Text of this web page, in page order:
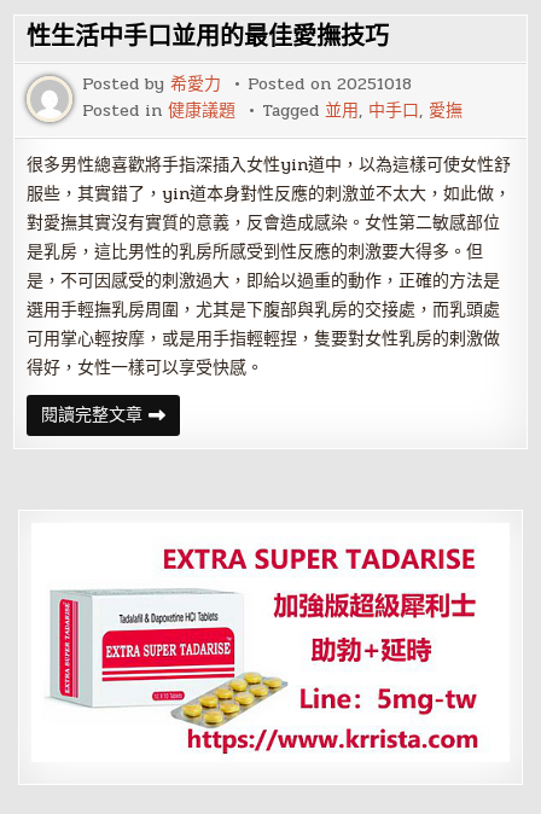
性生活中手口並用的最佳愛撫技巧
Posted by希愛力 Posted on20251018
Posted in健康議題 Tagged並用, 中手口, 愛撫
很多男性總喜歡將手指深插入女性yin道中，以為這樣可使女性舒
服些，其實錯了，yin道本身對性反應的刺激並不太大，如此做，
對愛撫其實沒有實質的意義，反會造成感染。女性第二敏感部位
是乳房，這比男性的乳房所感受到性反應的刺激要大得多。但
是，不可因感受的刺激過大，即給以過重的動作，正確的方法是
選用手輕撫乳房周圍，尤其是下腹部與乳房的交接處，而乳頭處
可用掌心輕按摩，或是用手指輕輕捏，隻要對女性乳房的剌激做
得好，女性一樣可以享受快感。
閱讀完整文章性
生
活
並
最
佳
愛
撫
技
巧